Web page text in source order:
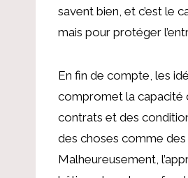
savent bien, et c’est le
mais pour protéger
En fin de compte, les
compromet la capacité
contrats et des
des choses comme
Malheureusement,